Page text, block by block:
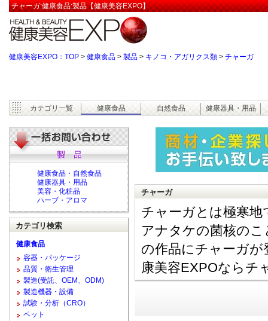
チャーガ:健康食品:製品【健康美容EXPO】
健康美容EXPO：TOP > 健康食品 > 製品 > キノコ・アガリクス類 > チャーガ
カテゴリ一覧 健康食品 自然食品 健康器具・用品
チャーガ
チャーガとは極寒
アナタケの菌核の
の作品にチャーガ
康美容EXPOならチ
健康食品・自然食品
健康器具・用品
美容・化粧品
ハーブ・アロマ
カテゴリ検索
健康食品
容器・パッケージ
品質・衛生管理
製造(受託、OEM、ODM)
製造機器・設備
試験・分析（CRO）
ペット